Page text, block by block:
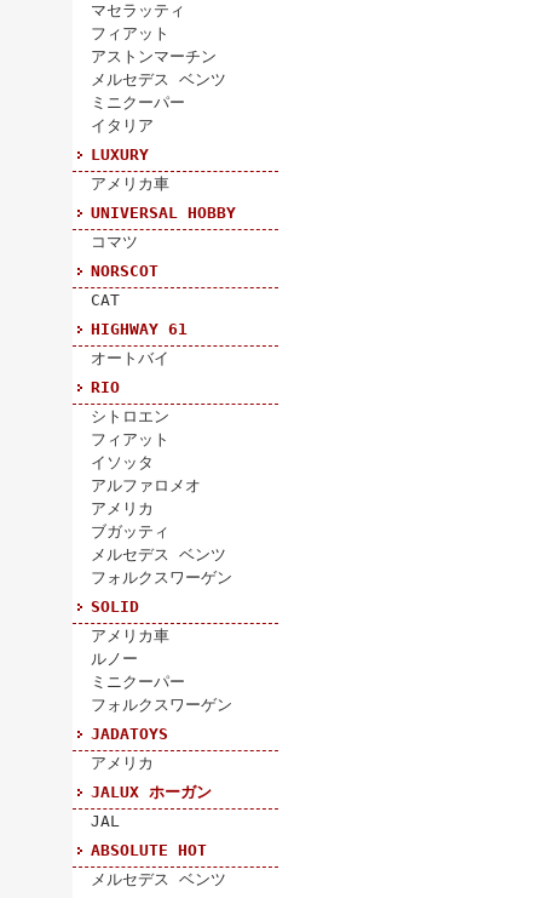
マセラッティ
フィアット
アストンマーチン
メルセデス ベンツ
ミニクーパー
イタリア
LUXURY
アメリカ車
UNIVERSAL HOBBY
コマツ
NORSCOT
CAT
HIGHWAY 61
オートバイ
RIO
シトロエン
フィアット
イソッタ
アルファロメオ
アメリカ
ブガッティ
メルセデス ベンツ
フォルクスワーゲン
SOLID
アメリカ車
ルノー
ミニクーパー
フォルクスワーゲン
JADATOYS
アメリカ
JALUX ホーガン
JAL
ABSOLUTE HOT
メルセデス ベンツ